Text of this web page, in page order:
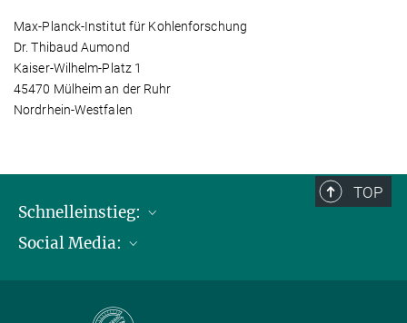
Max-Planck-Institut für Kohlenforschung
Dr. Thibaud Aumond
Kaiser-Wilhelm-Platz 1
45470 Mülheim an der Ruhr
Nordrhein-Westfalen
TOP
Schnelleinstieg:
Publikationen
Kontakt und Anfahrtsbeschreibung
Social Media: